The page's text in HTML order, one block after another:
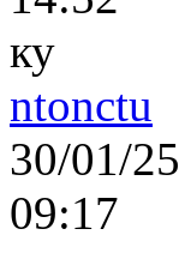
ку
ntonctu
30/01/25
09:17